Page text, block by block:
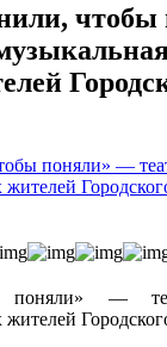
поняли» —
жителей
—
жителей